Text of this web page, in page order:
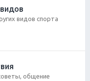
видов спорта
общение